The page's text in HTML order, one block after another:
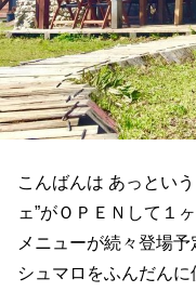
こんばんは あっとい
ェ”がＯＰＥＮして１
メニューが続々登場
シュマロをふんだん